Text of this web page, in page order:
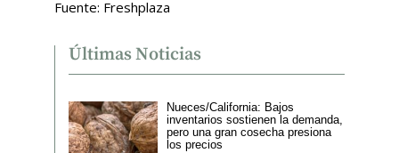
Fuente: Freshplaza
Últimas Noticias
Nueces/California: Bajos
inventarios sostienen la demanda,
pero una gran cosecha presiona
los precios